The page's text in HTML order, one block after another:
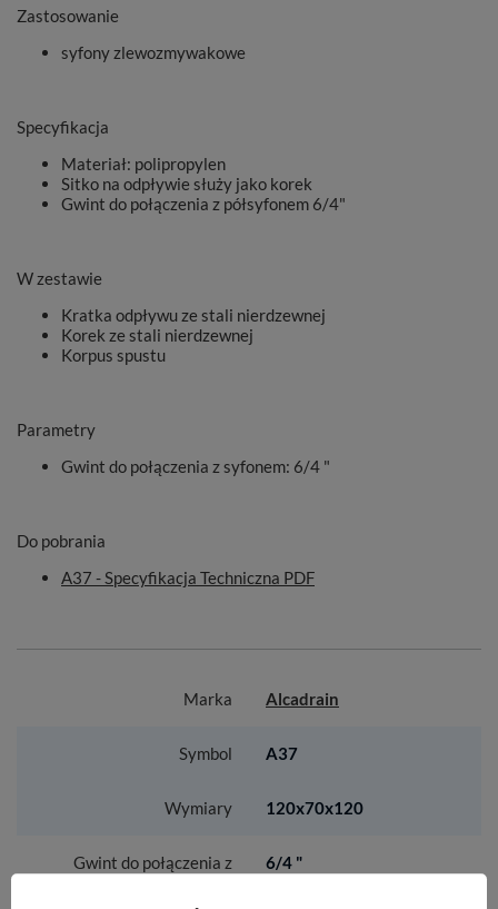
Zastosowanie
syfony zlewozmywakowe
Specyfikacja
Materiał: polipropylen
Sitko na odpływie służy jako korek
Gwint do połączenia z półsyfonem 6/4"
W zestawie
Kratka odpływu ze stali nierdzewnej
Korek ze stali nierdzewnej
Korpus spustu
Parametry
Gwint do połączenia z syfonem: 6/4 "
Do pobrania
A37 - Specyfikacja Techniczna PDF
Marka Alcadrain
Symbol A37
Wymiary 120x70x120
Gwint do połączenia z
6/4 "